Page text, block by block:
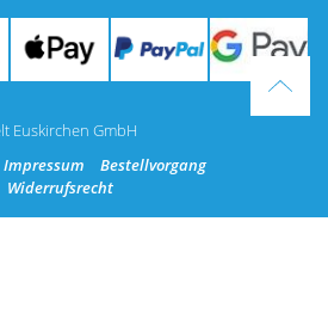
Euskirchen GmbH
Impressum
Bestellvorgang
Widerrufsrecht